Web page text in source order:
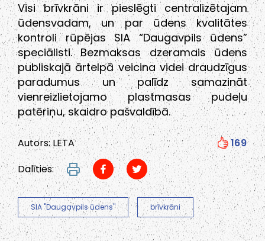
Visi brīvkrāni ir pieslēgti centralizētajam
ūdensvadam, un par ūdens kvalitātes
kontroli rūpējas SIA “Daugavpils ūdens”
speciālisti. Bezmaksas dzeramais ūdens
publiskajā ārtelpā veicina videi draudzīgus
paradumus un palīdz samazināt
vienreizlietojamo plastmasas pudeļu
patēriņu, skaidro pašvaldībā.
Autors: LETA
169
Dalīties:
SIA "Daugavpils ūdens" brīvkrāni